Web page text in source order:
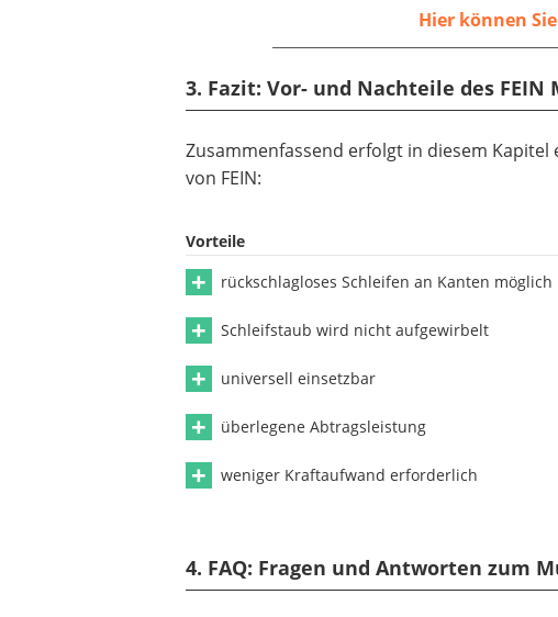
Hier können
3. Fazit: Vor- und Nachteile des
Zusammenfassend erfolgt in diesem
von FEIN:
Vorteile
rückschlagloses Schleifen an Kanten möglich
Schleifstaub wird nicht aufgewirbelt
universell einsetzbar
überlegene Abtragsleistung
weniger Kraftaufwand erforderlich
4. FAQ: Fragen und Antworten zum